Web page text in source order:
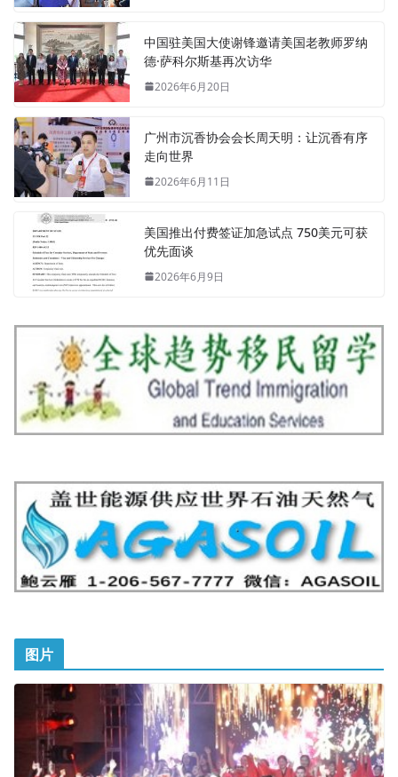
中国驻美国大使谢锋邀请美国老教师罗纳
德·萨科尔斯基再次访华
2026年6月20日
广州市沉香协会会长周天明：让沉香有序
走向世界
2026年6月11日
美国推出付费签证加急试点 750美元可获
优先面谈
2026年6月9日
图片